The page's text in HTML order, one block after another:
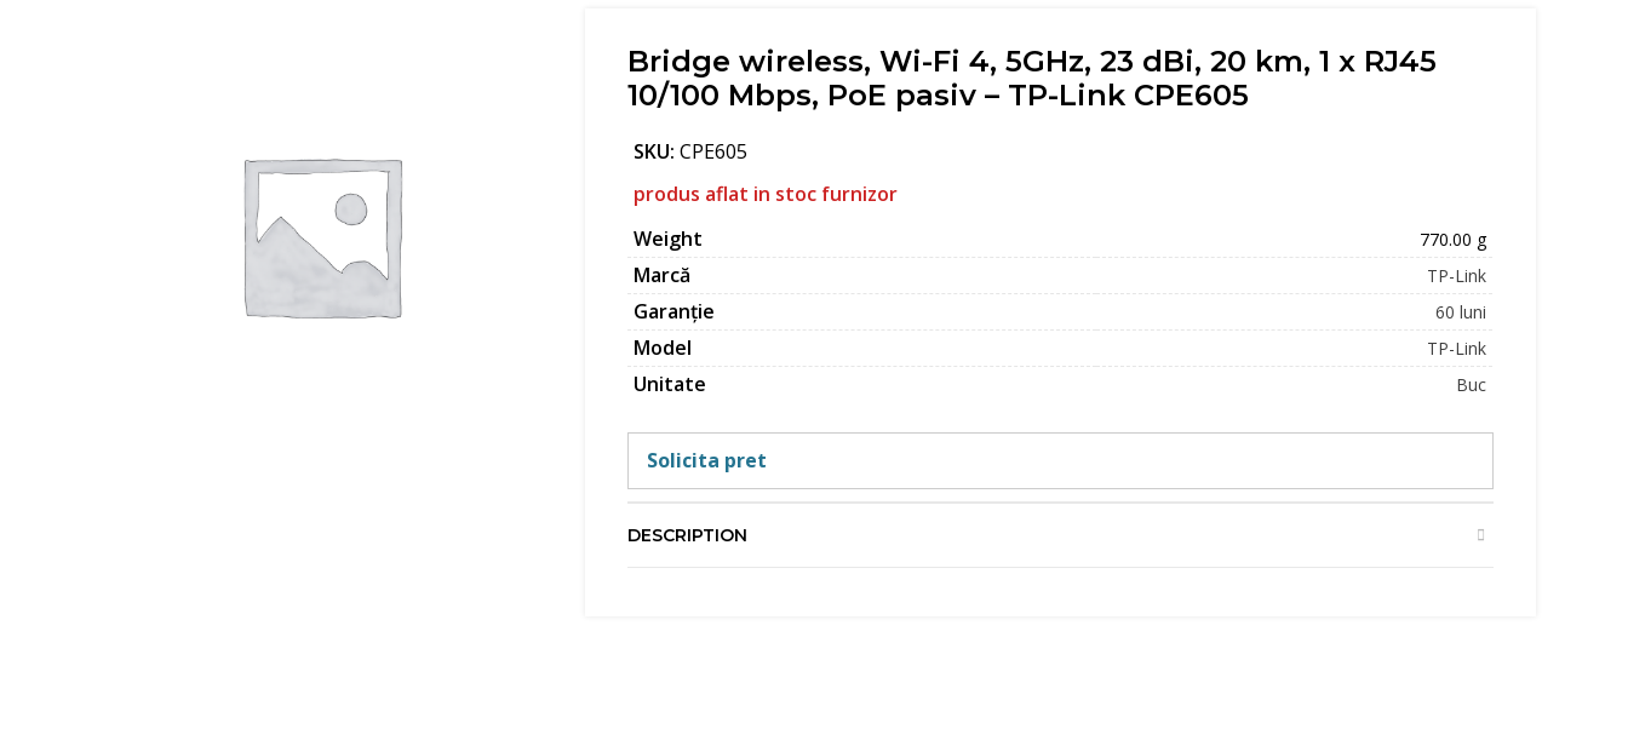
Bridge wireless, Wi-Fi 4, 5GHz, 23 dBi, 20 km, 1 x RJ45
10/100 Mbps, PoE pasiv – TP-Link CPE605
SKU:CPE605
produs aflat in stoc furnizor
Weight
770.00 g
Marcă TP-Link
Garanție 60 luni
Model TP-Link
Unitate Buc
Solicita pret
DESCRIPTION